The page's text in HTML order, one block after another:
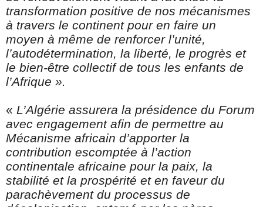
transformation positive de nos mécanismes
à travers le continent pour en faire un
moyen à même de renforcer l’unité,
l’autodétermination, la liberté, le progrès et
le bien-être collectif de tous les enfants de
l’Afrique ».
« L’Algérie assurera la présidence du Forum
avec engagement afin de permettre au
Mécanisme africain d’apporter la
contribution escomptée à l’action
continentale africaine pour la paix, la
stabilité et la prospérité et en faveur du
parachèvement du processus de